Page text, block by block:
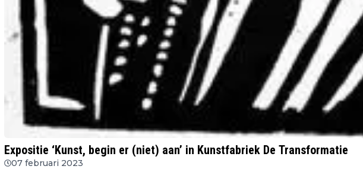
Expositie ‘Kunst, begin er (niet) aan’ in Kunstfabriek De Transformatie
07 februari 2023